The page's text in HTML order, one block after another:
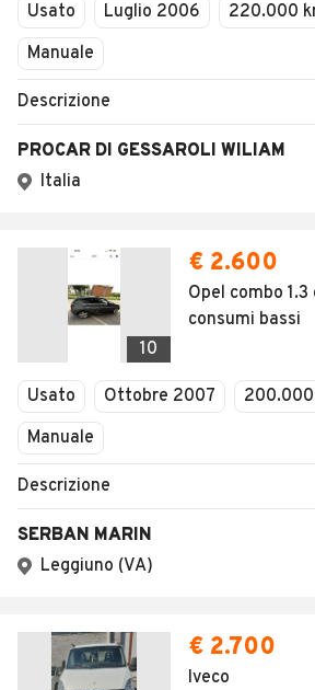
Usato Luglio 2006 220.000
Manuale
Descrizione
PROCAR DI GESSAROLI WILIAM
Italia
10
€ 2.600
Opel combo
consumi bassi
Usato Ottobre 2007
Manuale
Descrizione
SERBAN MARIN
Leggiuno (VA)
€ 2.700
Iveco